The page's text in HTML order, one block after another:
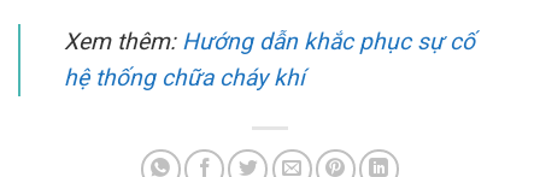
Xem thêm: Hướng dẫn khắc phục sự cố
hệ thống chữa cháy khí